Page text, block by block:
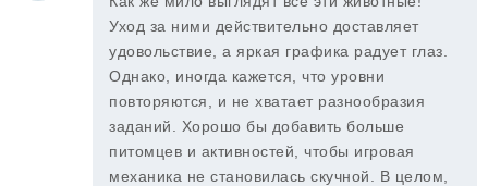
Уход за ними действительно доставляет
удовольствие, а яркая графика радует глаз.
Однако, иногда кажется, что уровни
повторяются, и не хватает разнообразия
заданий. Хорошо бы добавить больше
питомцев и активностей, чтобы игровая
механика не становилась скучной. В целом,